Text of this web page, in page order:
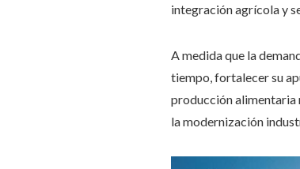
integración agrícola y
A medida que la
tiempo, fortalecer su
producción alimentaria
la modernización